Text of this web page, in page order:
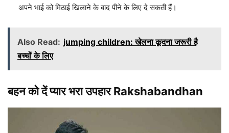
अपने भाई को मिठाई खिलाने के बाद पीने के लिए दे सकती हैं।
Also Read: jumping children: खेलना कूदना जरूरी है
बच्चों के लिए
बहन को दें प्यार भरा उपहार Rakshabandhan